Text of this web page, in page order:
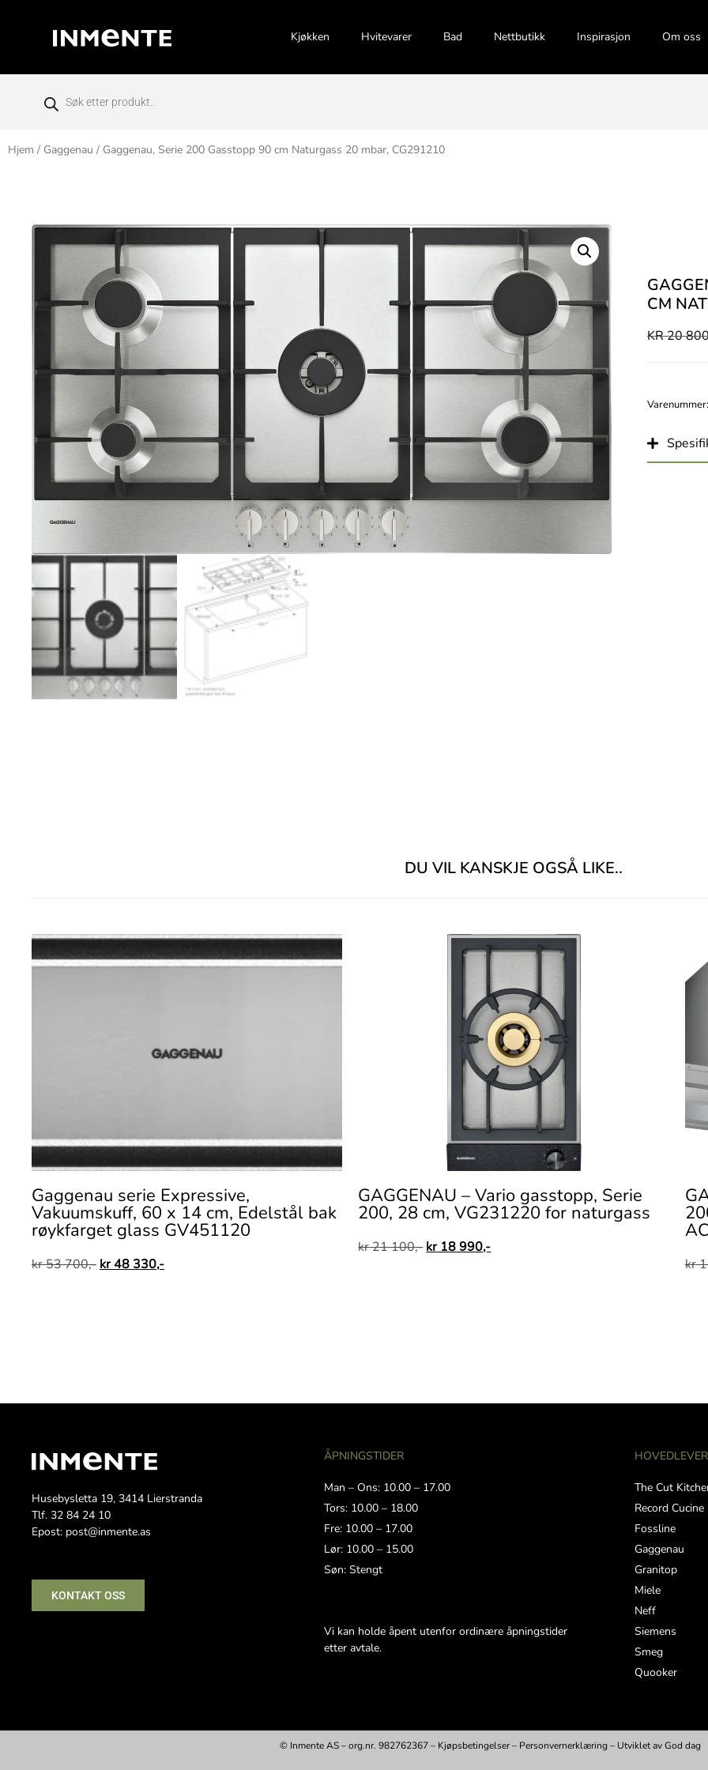
Kjøkken Hvitevarer Bad Nettbutikk Inspirasjon Om oss
Hjem / Gaggenau / Gaggenau, Serie 200 Gasstopp 90 cm Naturgass 20 mbar, CG291210
CM
KR20
Varenummer:
DU VIL KANSKJE OGSÅ LIKE..
Gaggenau serie Expressive,
Vakuumskuff, 60 x 14 cm, Edelstål bak
røykfarget glass GV451120
kr53 700,- kr48 330,-
GAGGENAU – Vario gasstopp, Serie
200, 28 cm, VG231220 for naturgass
kr21 100,- kr18 990,-
kr
Husebysletta 19, 3414 Lierstranda
Tlf. 32 84 24 10
Epost: post@inmente.as
KONTAKT OSS
ÅPNINGSTIDER
Man – Ons: 10.00 – 17.00
Tors: 10.00 – 18.00
Fre: 10.00 – 17.00
Lør: 10.00 – 15.00
Søn: Stengt
Vi kan holde åpent utenfor ordinære åpningstider
etter avtale.
The Cut
Record Cucine
Fossline
Gaggenau
Granitop
Miele
Neff
Siemens
Smeg
Quooker
© Inmente AS – org.nr. 982762367 – Kjøpsbetingelser– Personvernerklæring– Utviklet avGod dag